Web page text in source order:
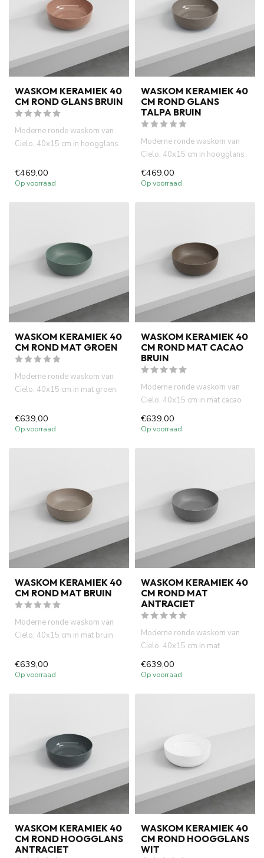
WASKOM KERAMIEK 40
CM ROND GLANS BRUIN
Moderne ronde waskom van
Cielo, 40x15 cm in hoogglans
€469,00
Op voorraad
WASKOM KERAMIEK 40
CM ROND GLANS
TALPA BRUIN
Moderne ronde waskom van
Cielo, 40x15 cm in hoogglans
talpa bruin. Italiaans des...
€469,00
Op voorraad
WASKOM KERAMIEK 40
CM ROND MAT GROEN
Moderne ronde waskom van
Cielo, 40x15 cm in mat groen.
€639,00
Op voorraad
WASKOM KERAMIEK 40
CM ROND MAT CACAO
BRUIN
Moderne ronde waskom van
Cielo, 40x15 cm in mat cacao
bruin. Italiaans design, h...
€639,00
Op voorraad
WASKOM KERAMIEK 40
CM ROND MAT BRUIN
Moderne ronde waskom van
Cielo, 40x15 cm in mat bruin.
€639,00
Op voorraad
WASKOM KERAMIEK 40
CM ROND MAT
ANTRACIET
Moderne ronde waskom van
Cielo, 40x15 cm in mat
antraciet. Italiaans design,
hog...
€639,00
Op voorraad
WASKOM KERAMIEK 40
CM ROND HOOGGLANS
ANTRACIET
WASKOM KERAMIEK 40
CM ROND HOOGGLANS
WIT